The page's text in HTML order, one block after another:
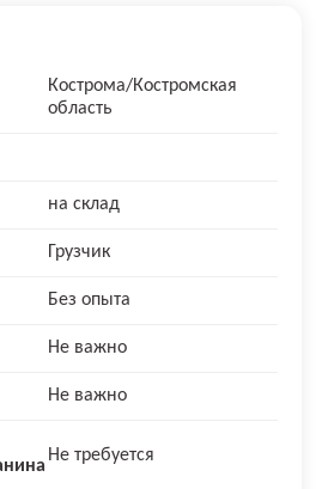
Кострома/Костромская
область
на склад
Грузчик
Без опыта
Не важно
Не важно
Не требуется